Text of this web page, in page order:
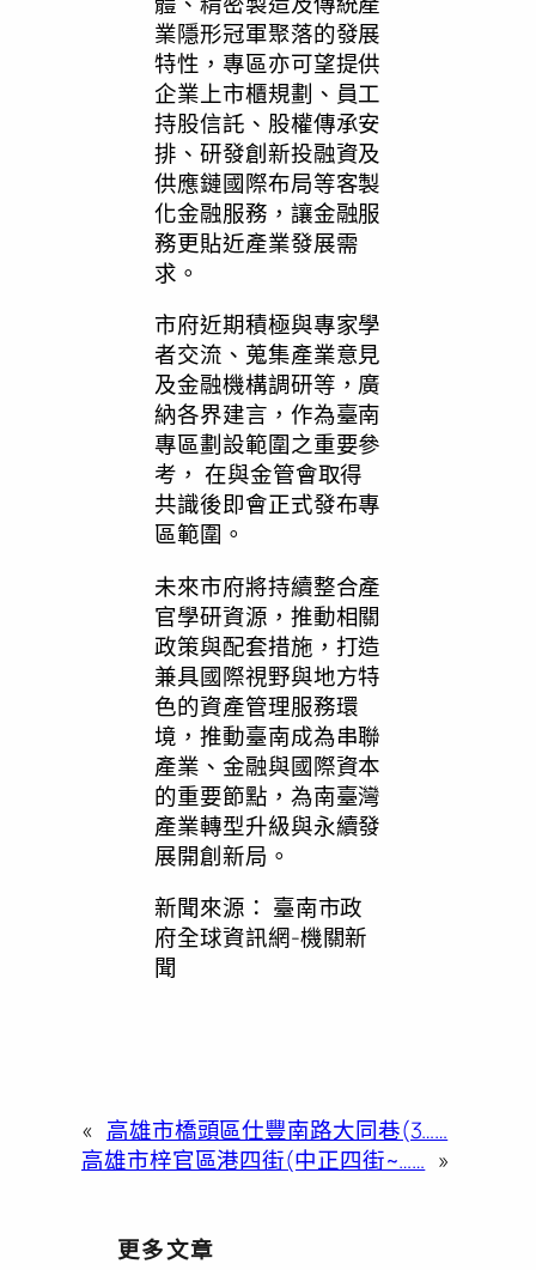
業隱形冠軍聚落的發展
特性，專區亦可望提供
企業上市櫃規劃、員工
持股信託、股權傳承安
排、研發創新投融資及
供應鏈國際布局等客製
化金融服務，讓金融服
務更貼近產業發展需
求。
市府近期積極與專家學
者交流、蒐集產業意見
及金融機構調研等，廣
納各界建言，作為臺南
專區劃設範圍之重要參
考， 在與金管會取得
共識後即會正式發布專
區範圍。
未來市府將持續整合產
官學研資源，推動相關
政策與配套措施，打造
兼具國際視野與地方特
色的資產管理服務環
境，推動臺南成為串聯
產業、金融與國際資本
的重要節點，為南臺灣
產業轉型升級與永續發
展開創新局。
新聞來源： 臺南市政
府全球資訊網-機關新
聞
« 高雄市橋頭區仕豐南路大同巷(3……
高雄市梓官區港四街(中正四街~…… »
更多文章